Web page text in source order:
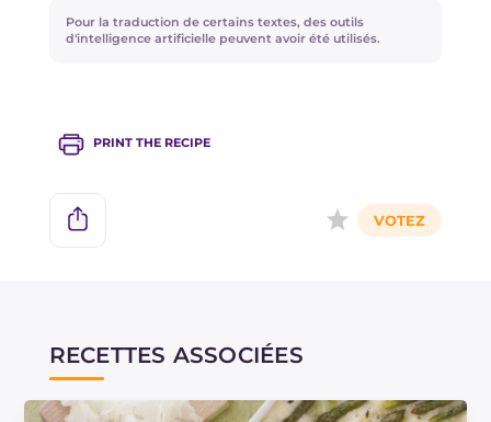
parfaites sans œufs.
Pour la traduction de certains textes, des outils
d'intelligence artificielle peuvent avoir été utilisés.
PRINT THE RECIPE
RECETTES ASSOCIÉES